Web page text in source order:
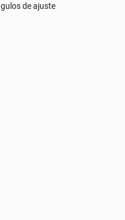
de ajuste